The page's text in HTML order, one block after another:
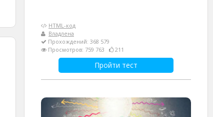
HTML-код
Владлена
Прохождений: 368 579
Просмотров: 759 763
211
Пройти тест